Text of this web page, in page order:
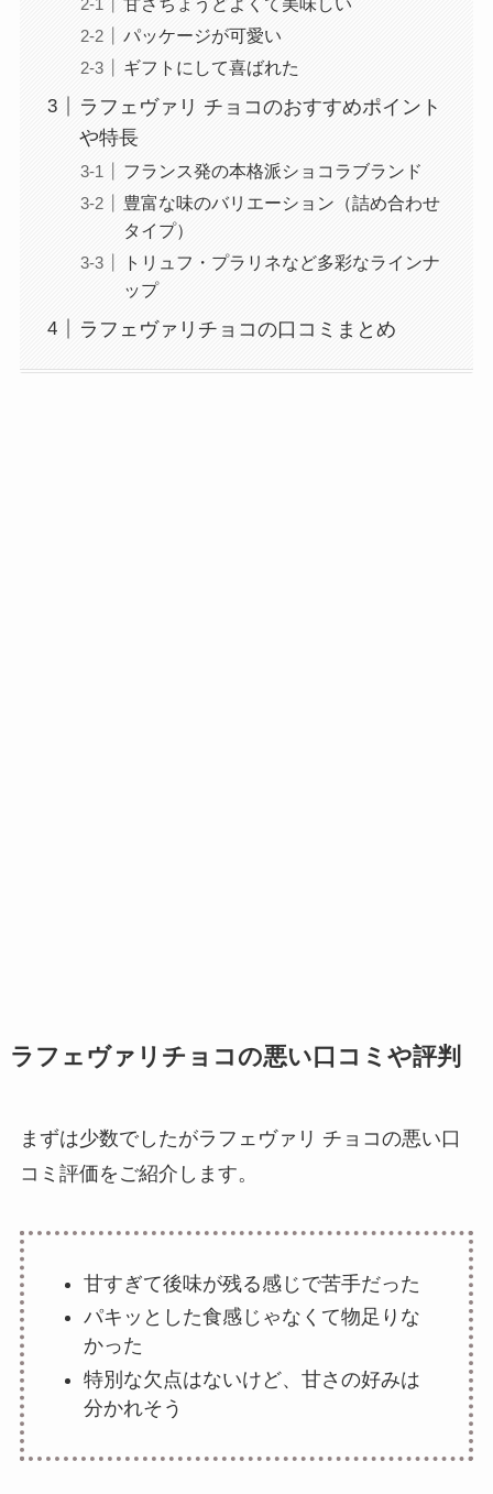
パッケージが可愛い
ギフトにして喜ばれた
ラフェヴァリ チョコのおすすめポイント
や特長
フランス発の本格派ショコラブランド
豊富な味のバリエーション（詰め合わせ
タイプ）
トリュフ・プラリネなど多彩なラインナ
ップ
ラフェヴァリチョコの口コミまとめ
ラフェヴァリチョコの悪い口コミや評判
まずは少数でしたがラフェヴァリ チョコの悪い口
コミ評価をご紹介します。
甘すぎて後味が残る感じで苦手だった
パキッとした食感じゃなくて物足りな
かった
特別な欠点はないけど、甘さの好みは
分かれそう